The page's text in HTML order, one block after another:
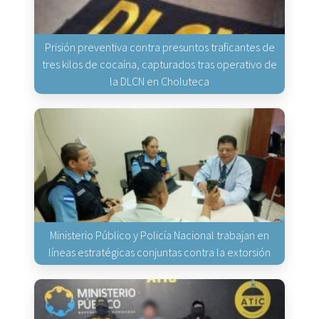
Prisión preventiva contra presuntos traficantes de
tres kilos de cocaína, capturados tras operativo de
la DLCN en Choluteca
Ministerio Público y Policía Nacional trabajan en
líneas estratégicas conjuntas contra la extorsión